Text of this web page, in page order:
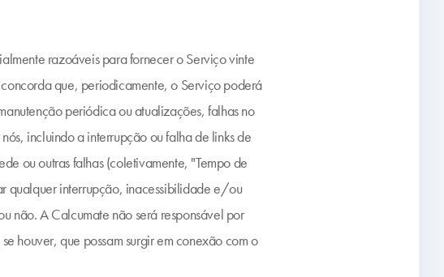
razoáveis para fornecer o Serviço vinte
que, periodicamente, o Serviço poderá
periódica ou atualizações, falhas no
incluindo a interrupção ou falha de links de
ou outras falhas (coletivamente, "Tempo de
qualquer interrupção, inacessibilidade e/ou
não. A Calcumate não será responsável por
houver, que possam surgir em conexão com o